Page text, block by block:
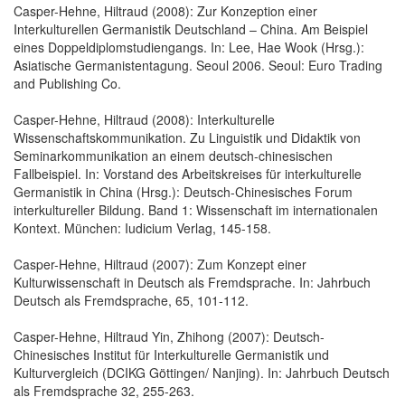
Casper-Hehne, Hiltraud (2008): Zur Konzeption einer
Interkulturellen Germanistik Deutschland – China. Am Beispiel
eines Doppeldiplomstudiengangs. In: Lee, Hae Wook (Hrsg.):
Asiatische Germanistentagung. Seoul 2006. Seoul: Euro Trading
and Publishing Co.
Casper-Hehne, Hiltraud (2008): Interkulturelle
Wissenschaftskommunikation. Zu Linguistik und Didaktik von
Seminarkommunikation an einem deutsch-chinesischen
Fallbeispiel. In: Vorstand des Arbeitskreises für interkulturelle
Germanistik in China (Hrsg.): Deutsch-Chinesisches Forum
interkultureller Bildung. Band 1: Wissenschaft im internationalen
Kontext. München: Iudicium Verlag, 145-158.
Casper-Hehne, Hiltraud (2007): Zum Konzept einer
Kulturwissenschaft in Deutsch als Fremdsprache. In: Jahrbuch
Deutsch als Fremdsprache, 65, 101-112.
Casper-Hehne, Hiltraud Yin, Zhihong (2007): Deutsch-
Chinesisches Institut für Interkulturelle Germanistik und
Kulturvergleich (DCIKG Göttingen/ Nanjing). In: Jahrbuch Deutsch
als Fremdsprache 32, 255-263.